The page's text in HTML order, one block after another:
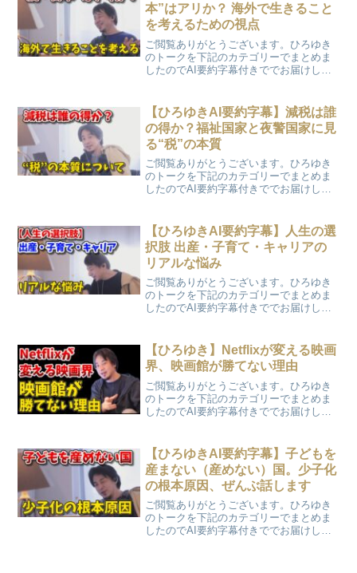
本”はアリか？ 海外で生きること
を考えるための視点
ご閲覧ありがとうございます。ひろゆき
のトークを下記のカテゴリーでまとめま
したのでAI要約字幕付きででお届けしま
【ひろゆきAI要約字幕】減税は誰
の得か？福祉国家と夜警国家に見
る“税”の本質
ご閲覧ありがとうございます。ひろゆき
のトークを下記のカテゴリーでまとめま
したのでAI要約字幕付きででお届けしま
【ひろゆきAI要約字幕】人生の選
択肢 出産・子育て・キャリアの
リアルな悩み
ご閲覧ありがとうございます。ひろゆき
のトークを下記のカテゴリーでまとめま
したのでAI要約字幕付きででお届けしま
【ひろゆき】Netflixが変える映画
界、映画館が勝てない理由
ご閲覧ありがとうございます。ひろゆき
のトークを下記のカテゴリーでまとめま
したのでAI要約字幕付きででお届けしま
【ひろゆきAI要約字幕】子どもを
産まない（産めない）国。少子化
の根本原因、ぜんぶ話します
ご閲覧ありがとうございます。ひろゆき
のトークを下記のカテゴリーでまとめま
したのでAI要約字幕付きででお届けしま